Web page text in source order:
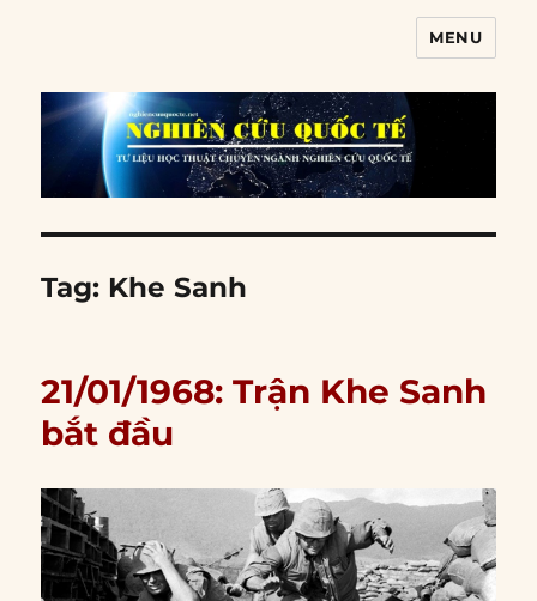
MENU
Tag: Khe Sanh
21/01/1968: Trận Khe Sanh
bắt đầu